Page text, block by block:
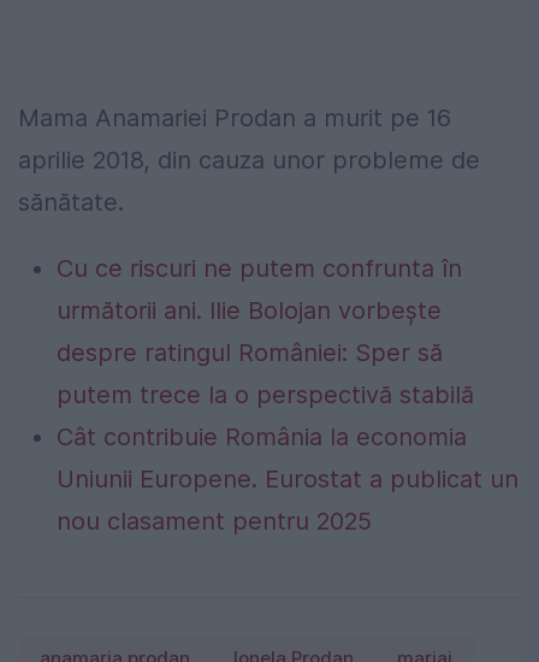
Mama Anamariei Prodan a murit pe 16
aprilie 2018, din cauza unor probleme de
sănătate.
Cu ce riscuri ne putem confrunta în
următorii ani. Ilie Bolojan vorbește
despre ratingul României: Sper să
putem trece la o perspectivă stabilă
Cât contribuie România la economia
Uniunii Europene. Eurostat a publicat un
nou clasament pentru 2025